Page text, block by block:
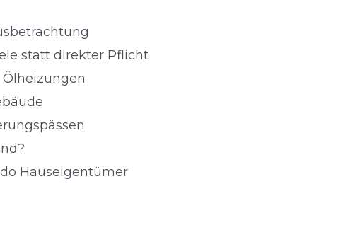
statt direkter Pflicht
Hauseigentümer